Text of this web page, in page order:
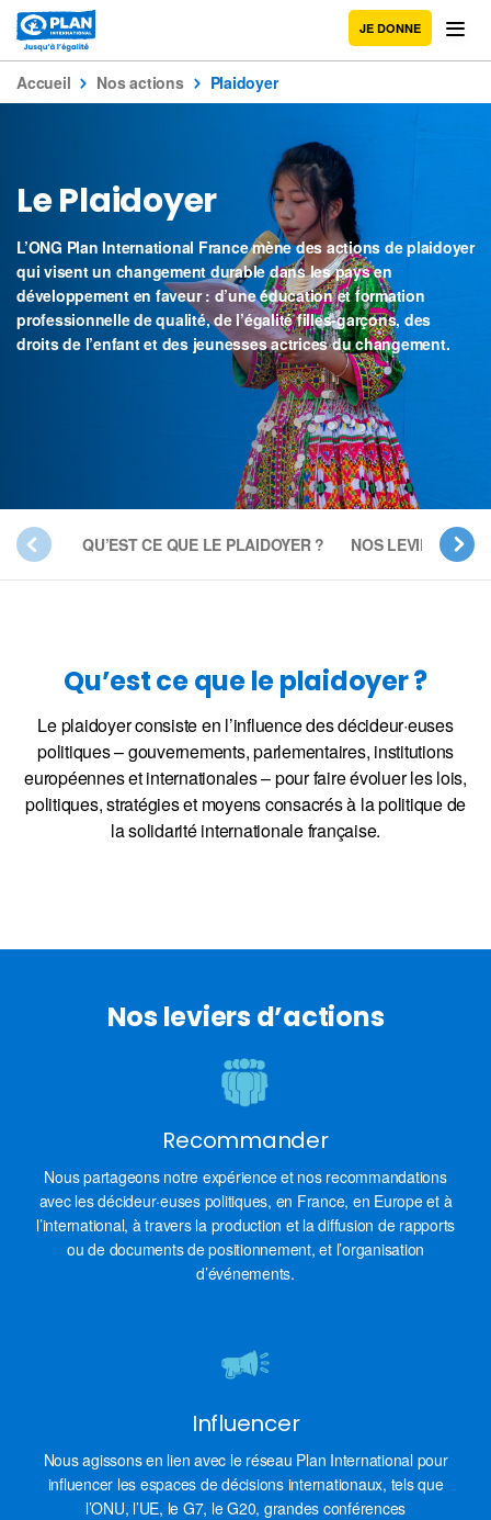
JE DONNE
Accueil Nos actions Plaidoyer
Le Plaidoyer
L’ONG Plan International France mène des actions de plaidoyer
qui visent un changement durable dans les pays en
développement en faveur : d’une éducation et formation
professionnelle de qualité, de l’égalité filles-garçons, des
droits de l’enfant et des jeunesses actrices du changement.
QU’EST CE QUE LE PLAIDOYER ? NOS LEVIERS
Qu’est ce que le plaidoyer ?
Le plaidoyer consiste en l’influence des décideur·euses
politiques – gouvernements, parlementaires, institutions
européennes et internationales – pour faire évoluer les lois,
politiques, stratégies et moyens consacrés à la politique de
la solidarité internationale française.
Nos leviers d’actions
Recommander
Nous partageons notre expérience et nos recommandations
avec les décideur·euses politiques, en France, en Europe et à
l’international, à travers la production et la diffusion de rapports
ou de documents de positionnement, et l’organisation
d’événements.
Influencer
Nous agissons en lien avec le réseau Plan International pour
influencer les espaces de décisions internationaux, tels que
l’ONU, l’UE, le G7, le G20, grandes conférences